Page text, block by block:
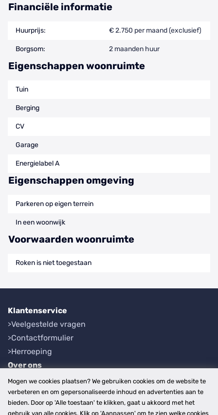
Financiële informatie
Huurprijs: € 2.750 per maand (exclusief)
Borgsom: 2 maanden huur
Eigenschappen woonruimte
Tuin
Berging
CV
Garage
Energielabel A
Eigenschappen omgeving
Parkeren op eigen terrein
In een woonwijk
Voorwaarden woonruimte
Roken is niet toegestaan
Klantenservice
Veelgestelde vragen
Contactformulier
Herroeping
Over ons
Bedrijfsgegevens
Werkwijze
Overzichten
Mogen we cookies plaatsen? We gebruiken cookies om de website te
verbeteren en om gepersonaliseerde inhoud en advertenties aan te
bieden. Door op 'Alle toestaan' te klikken, gaat u akkoord met het
gebruik van alle cookies. Klik op 'Aanpassen' om te zien welke cookies